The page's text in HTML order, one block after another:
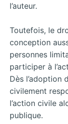
l’auteur.
Toutefois, le
conception
personnes
participer à
Dès l’adoption
civilement
l’action civile
publique.